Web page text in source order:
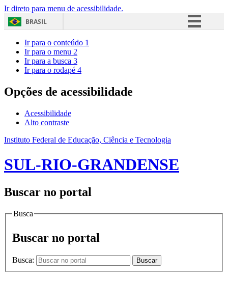
Ir direto para menu de acessibilidade.
BRASIL
Acesso à informação
Ir para o conteúdo 1
Ir para o menu 2
Ir para a busca 3
Ir para o rodapé 4
Opções de acessibilidade
Acessibilidade
Alto contraste
Instituto Federal de Educação, Ciência e Tecnologia
SUL-RIO-GRANDENSE
Buscar no portal
Busca
Buscar no portal
Busca: Buscar